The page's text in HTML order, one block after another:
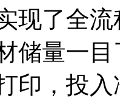
现了全
储量一
印，投